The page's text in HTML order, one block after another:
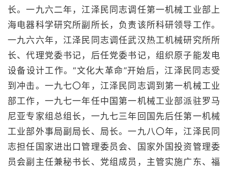
长。一九六二年，江泽民同志调任第一机械工业部上
海电器科学研究所副所长，负责该所科研领导工作。
一九六六年，江泽民同志调任武汉热工机械研究所所
长、代理党委书记，后任党委书记，组织原子能发电
设备设计工作。“文化大革命”开始后，江泽民同志受
到冲击。一九七〇年，江泽民同志调到第一机械工业
部工作，一九七一年任中国第一机械工业部派驻罗马
尼亚专家组总组长，一九七三年回国先后任第一机械
工业部外事局副局长、局长。一九八〇年，江泽民同
志担任国家进出口管理委员会、国家外国投资管理委
员会副主任兼秘书长、党组成员，主管实施广东、福